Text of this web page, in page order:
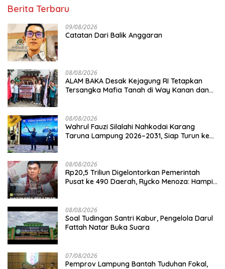
Berita Terbaru
09/08/2026
Catatan Dari Balik Anggaran
08/08/2026
ALAM BAKA Desak Kejagung RI Tetapkan
Tersangka Mafia Tanah di Way Kanan dan
08/08/2026
Wahrul Fauzi Silalahi Nahkodai Karang
Taruna Lampung 2026–2031, Siap Turun ke
08/08/2026
Rp20,5 Triliun Digelontorkan Pemerintah
Pusat ke 490 Daerah, Rycko Menoza: Hampir
08/08/2026
Soal Tudingan Santri Kabur, Pengelola Darul
Fattah Natar Buka Suara
07/08/2026
Pemprov Lampung Bantah Tuduhan Fokal,